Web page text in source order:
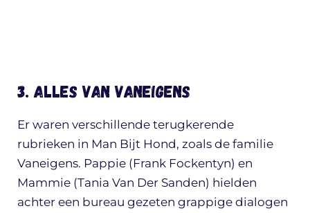
3. Alles van Vaneigens
Er waren verschillende terugkerende
rubrieken in Man Bijt Hond, zoals de familie
Vaneigens. Pappie (Frank Fockentyn) en
Mammie (Tania Van Der Sanden) hielden
achter een bureau gezeten grappige dialogen